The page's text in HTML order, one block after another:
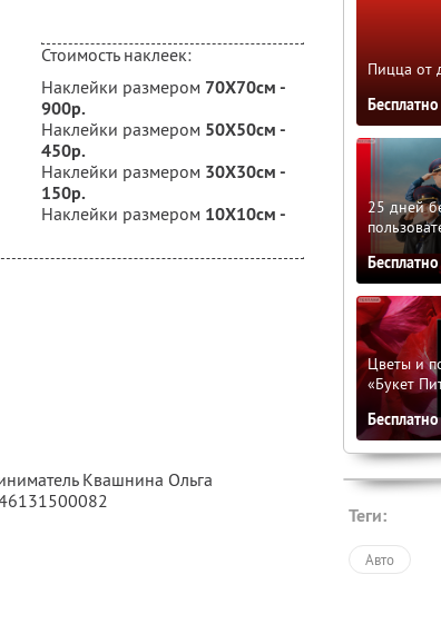
Стоимость наклеек:
Наклейки размером 70Х70см -
900р.
Наклейки размером 50Х50см -
450р.
Наклейки размером 30Х30см -
150р.
Наклейки размером 10Х10см -
Квашнина Ольга
Пицца от
Бесплатно
25 дней
Бесплатно
Цветы и
«Букет
Бесплатно
Теги:
Авто